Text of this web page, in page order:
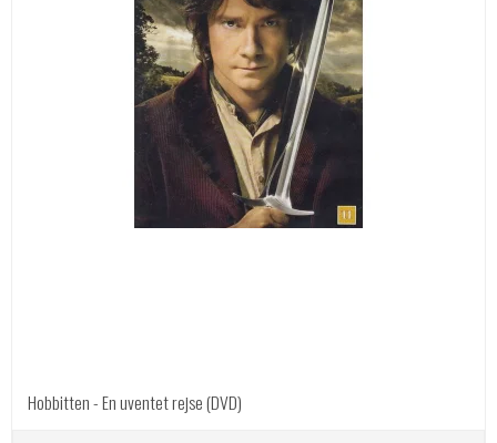
Hobbitten - En uventet rejse (DVD)